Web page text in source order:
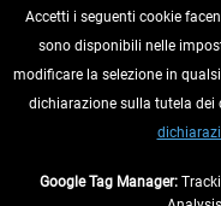
RECEDERE DAL
INFORMAZIONI
Accetti i seguenti cookie
sono disponibili nelle
modificare la selezione in
dichiarazione sulla tutela dei
Google Tag Manager: